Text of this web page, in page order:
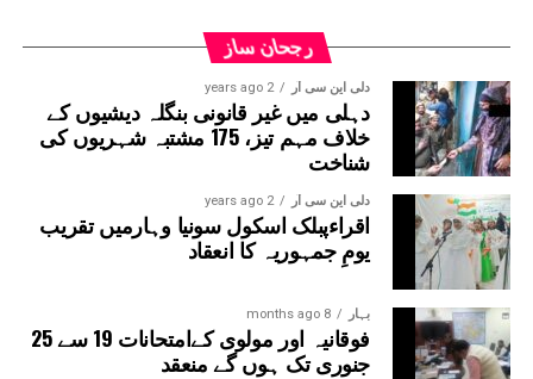
رجحان ساز
دلی این سی آر 2 years ago
دہلی میں غیر قانونی بنگلہ دیشیوں کے
خلاف مہم تیز، 175 مشتبہ شہریوں کی
شناخت
دلی این سی آر 2 years ago
اقراءپبلک اسکول سونیا وہارمیں تقریب
یومِ جمہوریہ کا انعقاد
بہار 8 months ago
فوقانیہ اور مولوی کےامتحانات 19 سے 25
جنوری تک ہوں گے منعقد